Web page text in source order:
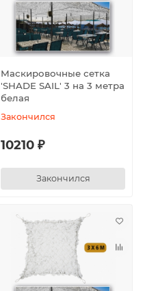
Маскировочные сетка
′SHADE SAIL′ 3 на 3 метра
белая
Закончился
10210 ₽
Закончился